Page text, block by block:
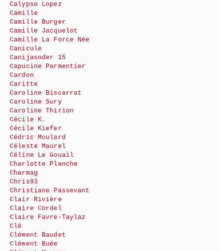
Calypso Lopez
Camille
Camille Burger
Camille Jacquelot
Camille La Force Née
Canicule
Canijasoder 15
Capucine Parmentier
Cardon
Caritte
Caroline Biscarrat
Caroline Sury
Caroline Thirion
Cécile K.
Cécile Kiefer
Cédric Moulard
Céleste Maurel
Céline Le Gouail
Charlotte Planche
Charmag
Chris93
Christiane Passevant
Clair Rivière
Claire Cordel
Claire Favre-Taylaz
Clé
Clément Baudet
Clément Buée